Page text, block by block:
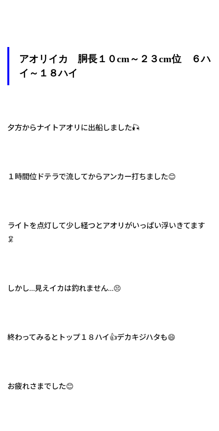
アオリイカ 胴長１０cm～２３cm位 ６ハ
イ～１８ハイ
夕方からナイトアオリに出船しました🎣
１時間位ドテラで流してからアンカー打ちました😊
ライトを点灯して少し経つとアオリがいっぱい浮いきてます
🦑
しかし…見えイカは釣れません…😣
終わってみるとトップ１８ハイ👍デカキジハタも😄
お疲れさまでした😊